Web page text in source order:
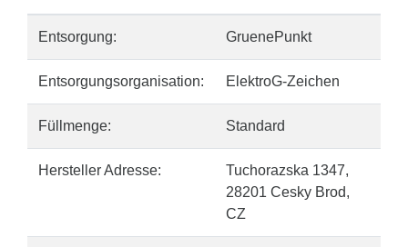
Entsorgung: GruenePunkt
Entsorgungsorganisation: ElektroG-Zeichen
Füllmenge: Standard
Hersteller Adresse:
Tuchorazska 1347,
28201 Cesky Brod,
CZ